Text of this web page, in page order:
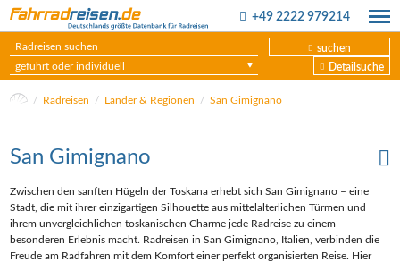
+49 2222 979214
suchen
geführt oder individuell
Detailsuche
Radreisen Länder & Regionen San Gimignano
San Gimignano
Zwischen den sanften Hügeln der Toskana erhebt sich San Gimignano – eine
Stadt, die mit ihrer einzigartigen Silhouette aus mittelalterlichen Türmen und
ihrem unvergleichlichen toskanischen Charme jede Radreise zu einem
besonderen Erlebnis macht. Radreisen in San Gimignano, Italien, verbinden die
Freude am Radfahren mit dem Komfort einer perfekt organisierten Reise. Hier